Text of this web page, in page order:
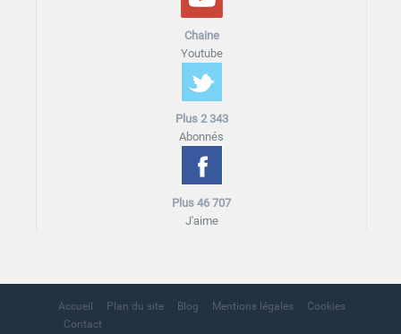
Chaine
Youtube
Plus 2 343
Abonnés
Plus 46 707
J'aime
Accueil Plan du site Blog Mentions légales
Cookies
Contact